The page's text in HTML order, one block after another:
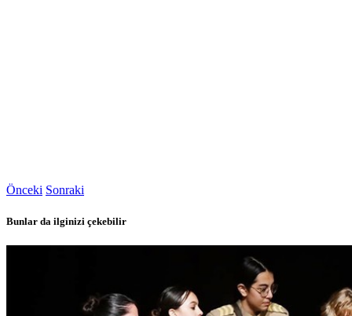
Önceki Sonraki
Bunlar da ilginizi çekebilir